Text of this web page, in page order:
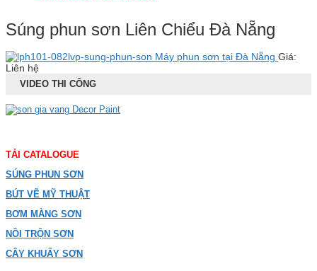
Súng phun sơn Liên Chiểu Đà Nẵng
Máy phun sơn tại Đà Nẵng Giá:
Liên hệ
VIDEO THI CÔNG
TẢI CATALOGUE
SÚNG PHUN SƠN
BÚT VẼ MỸ THUẬT
BƠM MÀNG SƠN
NỒI TRỘN SƠN
CÂY KHUẤY SƠN